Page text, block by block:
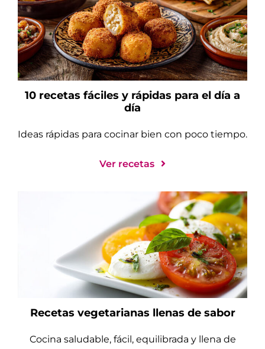
10 recetas fáciles y rápidas para el día a
día
Ideas rápidas para cocinar bien con poco tiempo.
Ver recetas
Recetas vegetarianas llenas de sabor
Cocina saludable, fácil, equilibrada y llena de